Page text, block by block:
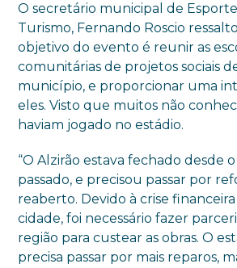
O secretário municipal de
Turismo, Fernando Roscio
objetivo do evento é reunir as
comunitárias de projetos sociais
município, e proporcionar uma
eles. Visto que muitos não
haviam jogado no estádio.
“O Alzirão estava fechado desde
passado, e precisou passar por
reaberto. Devido à crise
cidade, foi necessário fazer
região para custear as obras. O
precisa passar por mais reparos,